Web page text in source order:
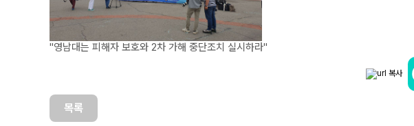
"영남대는 피해자 보호와 2차 가해 중단조치 실시하라"
목록